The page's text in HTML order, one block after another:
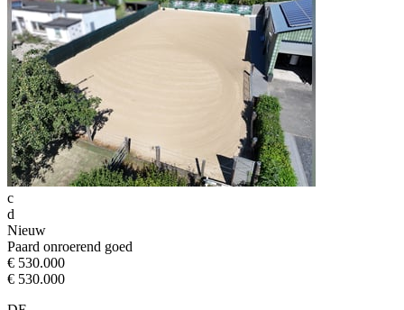
c
d
Nieuw
Paard onroerend goed
€ 530.000
€ 530.000